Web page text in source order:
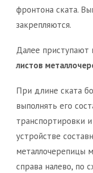
фронтона ската.
закрепляются.
Далее
листов
При длине ската
выполнять его
транспортировки
устройстве
металлочерепицы
справа налево, по